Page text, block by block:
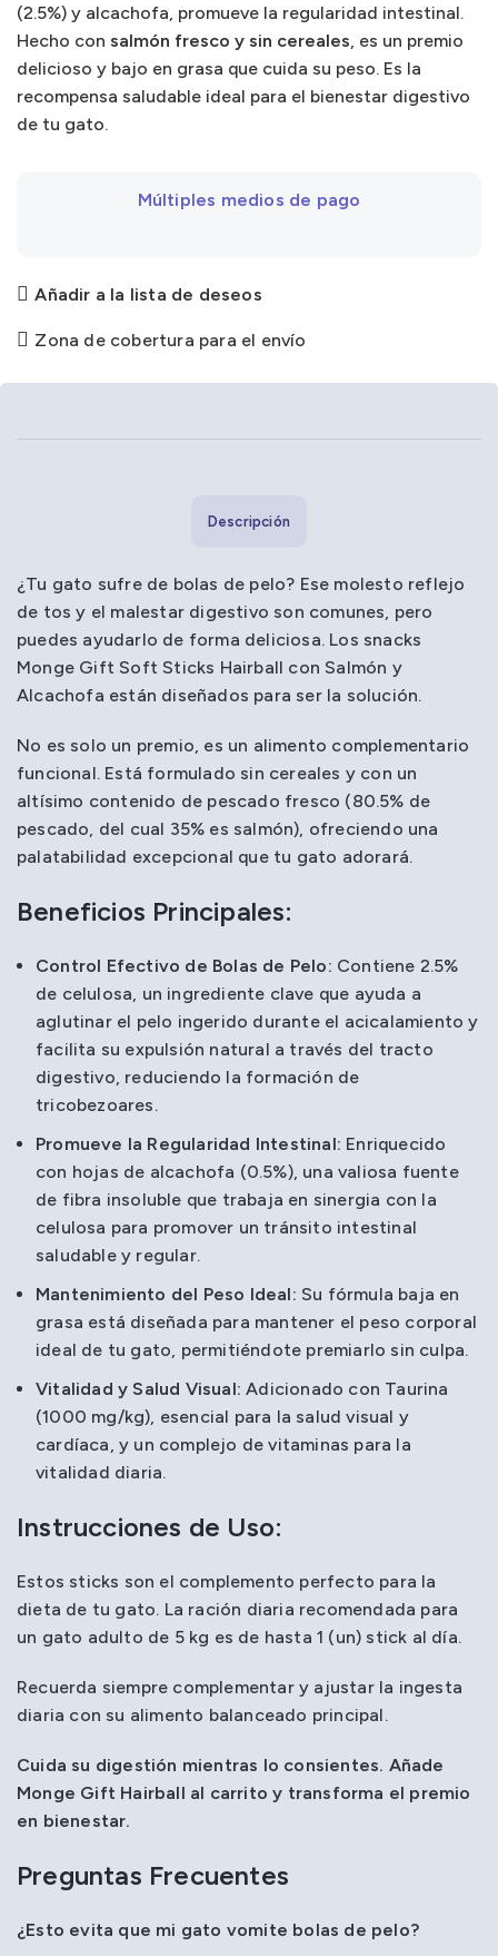
(2.5%) y alcachofa, promueve la regularidad intestinal.
Hecho con salmón fresco y sin cereales , es un premio
delicioso y bajo en grasa que cuida su peso. Es la
recompensa saludable ideal para el bienestar digestivo
de tu gato.
Múltiples medios de pago
Añadir a la lista de deseos
Zona de cobertura para el envío
Descripción
¿Tu gato sufre de bolas de pelo? Ese molesto reflejo
de tos y el malestar digestivo son comunes, pero
puedes ayudarlo de forma deliciosa. Los snacks
Monge Gift Soft Sticks Hairball con Salmón y
Alcachofa están diseñados para ser la solución.
No es solo un premio, es un alimento complementario
funcional. Está formulado sin cereales y con un
altísimo contenido de pescado fresco (80.5% de
pescado, del cual 35% es salmón), ofreciendo una
palatabilidad excepcional que tu gato adorará.
Beneficios Principales:
Control Efectivo de Bolas de Pelo: Contiene 2.5%
de celulosa, un ingrediente clave que ayuda a
aglutinar el pelo ingerido durante el acicalamiento y
facilita su expulsión natural a través del tracto
digestivo, reduciendo la formación de
tricobezoares.
Promueve la Regularidad Intestinal: Enriquecido
con hojas de alcachofa (0.5%), una valiosa fuente
de fibra insoluble que trabaja en sinergia con la
celulosa para promover un tránsito intestinal
saludable y regular.
Mantenimiento del Peso Ideal: Su fórmula baja en
grasa está diseñada para mantener el peso corporal
ideal de tu gato, permitiéndote premiarlo sin culpa.
Vitalidad y Salud Visual: Adicionado con Taurina
(1000 mg/kg), esencial para la salud visual y
cardíaca, y un complejo de vitaminas para la
vitalidad diaria.
Instrucciones de Uso:
Estos sticks son el complemento perfecto para la
dieta de tu gato. La ración diaria recomendada para
un gato adulto de 5 kg es de hasta 1 (un) stick al día.
Recuerda siempre complementar y ajustar la ingesta
diaria con su alimento balanceado principal.
Cuida su digestión mientras lo consientes. Añade
Monge Gift Hairball al carrito y transforma el premio
en bienestar.
Preguntas Frecuentes
¿Esto evita que mi gato vomite bolas de pelo?